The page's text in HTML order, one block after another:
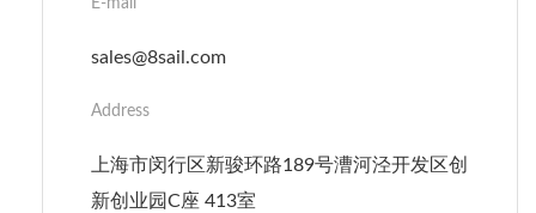
E-mail
sales@8sail.com
Address
上海市闵行区新骏环路189号漕河泾开发区创
新创业园C座 413室